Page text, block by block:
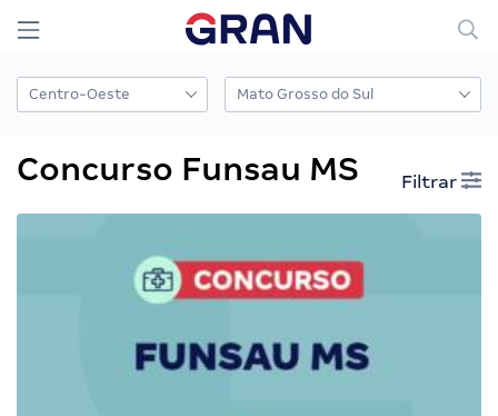
Concurso Funsau MS Filtrar